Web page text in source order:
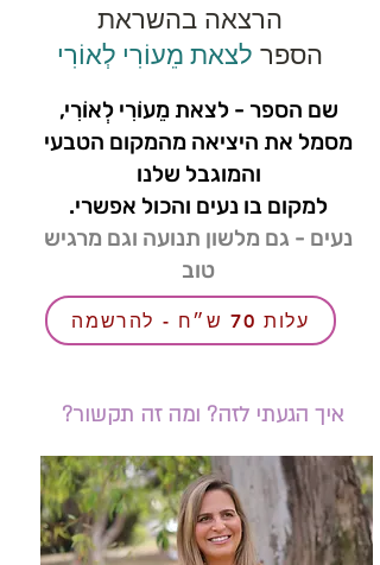
שם הספר - לצאת מֵעוֹרִי לְאוֹרִי,
מסמל את היציאה מהמקום הטבעי
והמוגבל שלנו
.למקום בו נעים והכול אפשרי
נעים - גם מלשון תנועה וגם מרגיש
טוב
עלות 70 ש״ח - להרשמה
הרצאה בהשראת
הספר לצאת מֵעוֹרִי לְאוֹרִי
איך הגעתי לזה? ומה זה תקשור?